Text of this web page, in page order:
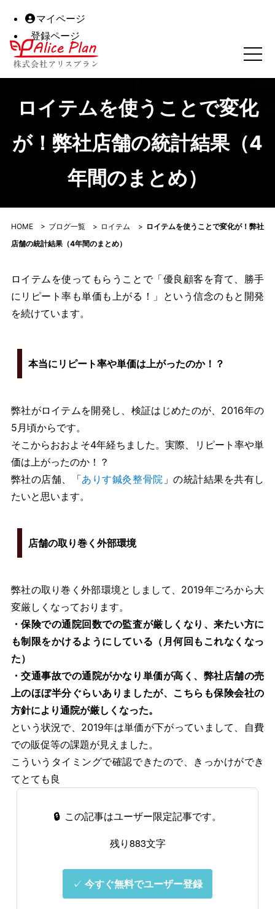
マイページ
登録ページ
ロイテムを使うことで変化が！弊社店舗の統計結果（4年
ロイテムを使うことで変化
が！弊社店舗の統計結果（4
年間のまとめ）
HOME> ブログ一覧 > ロイテム > ロイテムを使うことで変化が！弊社
店舗の統計結果（4年間のまとめ）
ロイテムを使ってもらうことで「優良顧客を育て、勝手
にリピート率も単価も上がる！」という信念のもと開発
を続けています。
本当にリピート率や単価は上がったのか！？
弊社がロイテムを開発し、検証はじめたのが、2016年の
5月頃からです。
そこからおおよそ4年経ちました。実際、リピート率や単
価は上がったのか！？
弊社の店舗、「ありす鍼灸整骨院 」の統計結果を共有し
たいと思います。
店舗の取り巻く外部環境
弊社の取り巻く外部環境としまして、2019年ごろから大
変厳しくなっております。
・保険での通院回数での監査が厳しくなり、来たい方に
も制限をかけるようにしている（月何回もこれなくなっ
た）
・交通事故での通院がかなり単価が高く、弊社店舗の売
上のほぼ半分ぐらいありましたが、こちらも保険会社の
方針により通院が厳しくなった。
という状況で、2019年は単価が下がっていまして、自費
での販促等の課題が見えました。
こういうタイミングで確認できたので、きっかけができ
てとても良
🔒 この記事はユーザー限定記事です。
残り883文字
✓ 今すぐ無料でユーザー登録